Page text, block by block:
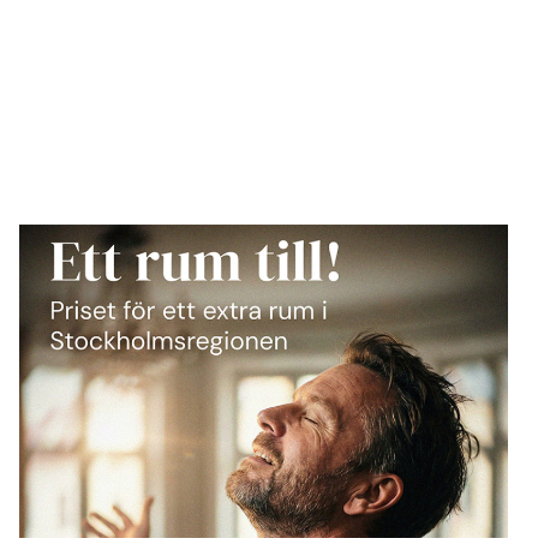
rapport:
mycket
kostar
extra
rum
Stockholmsregionen